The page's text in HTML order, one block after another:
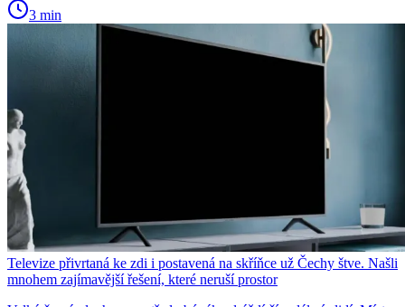
3 min
Televize přivrtaná ke zdi i postavená na skříňce už Čechy štve. Našli
mnohem zajímavější řešení, které neruší prostor